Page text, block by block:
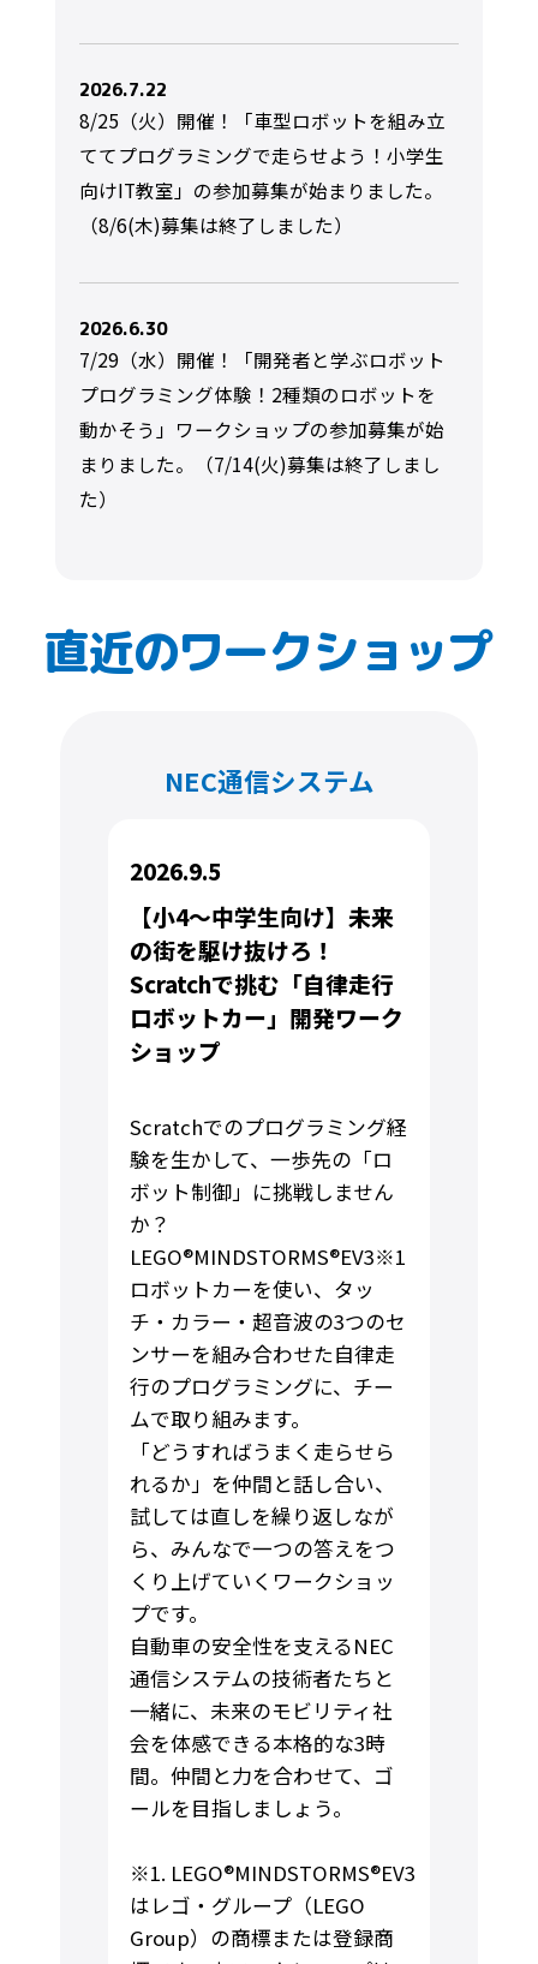
2026.7.22
8/25（火）開催！「車型ロボットを組み立
ててプログラミングで走らせよう！小学生
向けIT教室」の参加募集が始まりました。
（8/6(木)募集は終了しました）
2026.6.30
7/29（水）開催！「開発者と学ぶロボット
プログラミング体験！2種類のロボットを
動かそう」ワークショップの参加募集が始
まりました。（7/14(火)募集は終了しまし
た）
直近のワークショップ
NEC通信システム
2026.9.5
【小4～中学生向け】未来
の街を駆け抜けろ！
Scratchで挑む「自律走行
ロボットカー」開発ワーク
ショップ
Scratchでのプログラミング経
験を生かして、一歩先の「ロ
ボット制御」に挑戦しません
か？
LEGO®MINDSTORMS®EV3※1
ロボットカーを使い、タッ
チ・カラー・超音波の3つのセ
ンサーを組み合わせた自律走
行のプログラミングに、チー
ムで取り組みます。
「どうすればうまく走らせら
れるか」を仲間と話し合い、
試しては直しを繰り返しなが
ら、みんなで一つの答えをつ
くり上げていくワークショッ
プです。
自動車の安全性を支えるNEC
通信システムの技術者たちと
一緒に、未来のモビリティ社
会を体感できる本格的な3時
間。仲間と力を合わせて、ゴ
ールを目指しましょう。
※1. LEGO®MINDSTORMS®EV3
はレゴ・グループ（LEGO
Group）の商標または登録商